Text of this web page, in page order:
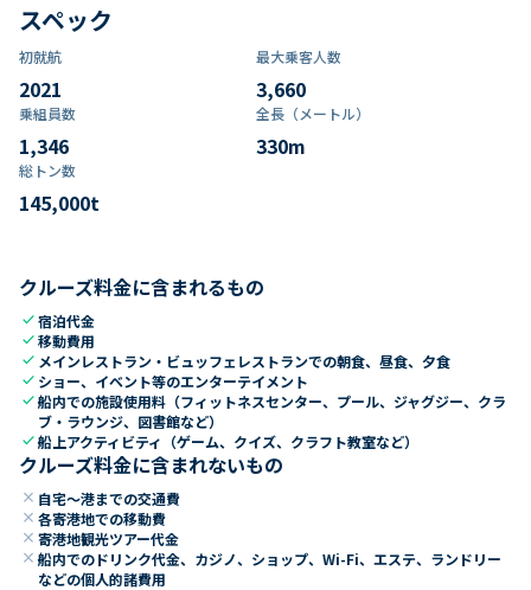
スペック
初就航
2021
最大乗客人数
3,660
乗組員数​
1,346
全長（メートル）
330m
総トン数​
145,000t
クルーズ料金に含まれるもの
check宿泊代金
check移動費用
check メインレストラン・ビュッフェレストランでの朝食、昼食、夕食
check ショー、イベント等のエンターテイメント
check船内での施設使用料（フィットネスセンター、プール、ジャグジー、クラ
ブ・ラウンジ、図書館など）
check船上アクティビティ（ゲーム、クイズ、クラフト教室など）
クルーズ料金に含まれないもの
close 自宅～港までの交通費
close 各寄港地での移動費
close 寄港地観光ツアー代金
close 船内でのドリンク代金、カジノ、ショップ、Wi-Fi、エステ、ランドリー
などの個人的諸費用